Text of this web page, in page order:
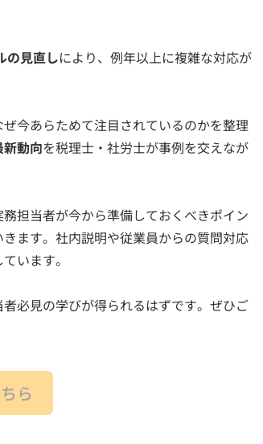
の見直しにより、例年以上に複雑な対応が
今あらためて注目されているのかを整理
動向を税理士・社労士が事例を交えなが
担当者が今から準備しておくべきポイン
ます。社内説明や従業員からの質問対応
います。
必見の学びが得られるはずです。ぜひご
ら